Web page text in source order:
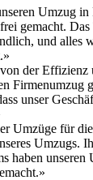
Umzug in
gemacht.
und alles
der Effizienz
Firmenumzug
unser
Umzüge für
Umzugs.
haben unseren